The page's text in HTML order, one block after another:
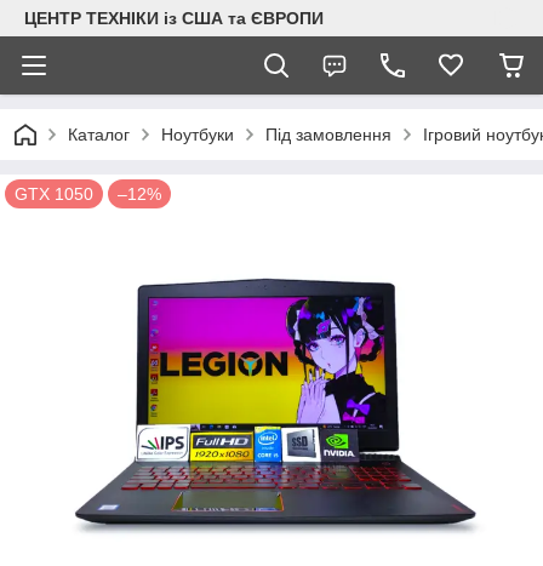
ЦЕНТР ТЕХНІКИ із США та ЄВРОПИ
Каталог Ноутбуки Під замовлення Ігровий
GTX 1050 –12%